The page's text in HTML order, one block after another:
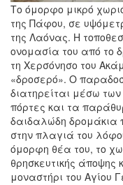
Το όμορφο μικρό
της Πάφου, σε
της Λαόνας. Η
ονομασία του από το
τη Χερσόνησο του
«δροσερό». Ο
διατηρείται μέσω
πόρτες και τα
δαιδαλώδη δρομάκια
στην πλαγιά του
όμορφη θέα του, το
θρησκευτικής άποψης
μοναστήρι του Αγίου